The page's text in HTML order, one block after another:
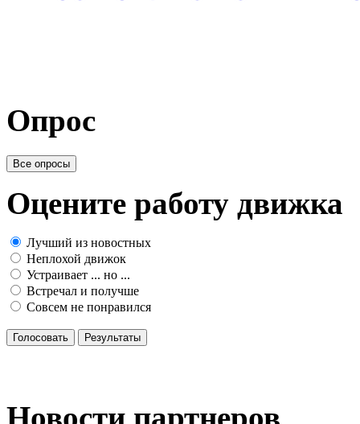
Опрос
Все опросы
Оцените работу движка
Лучший из новостных
Неплохой движок
Устраивает ... но ...
Встречал и получше
Совсем не понравился
Голосовать Результаты